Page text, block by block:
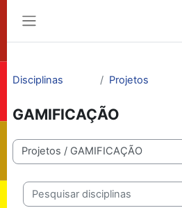
Disciplinas Projetos
GAMIFICAÇÃO
Categorias de disciplinas
Pesquisar disciplinas